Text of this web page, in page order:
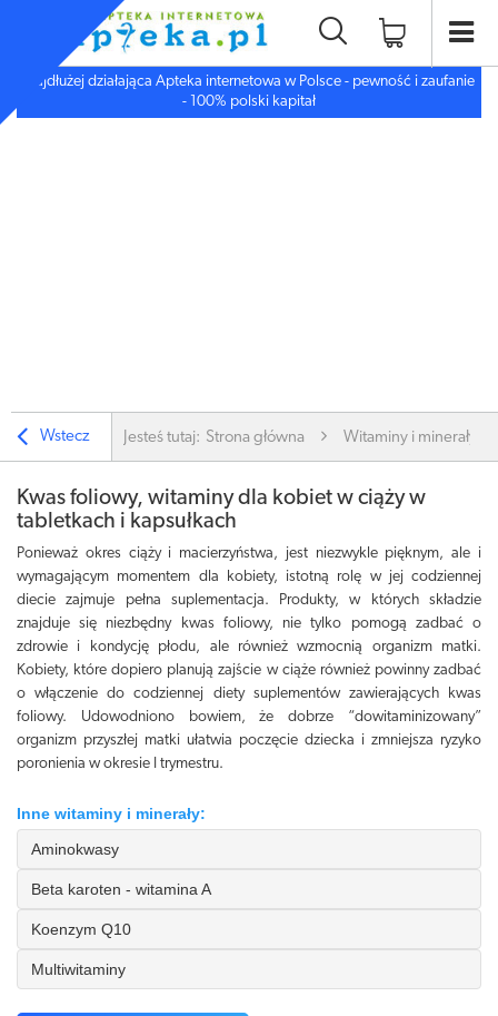
Najdłużej działająca Apteka internetowa w Polsce - pewność i zaufanie
- 100% polski kapitał
Wstecz Jesteś tutaj: Strona główna Witaminy i minerały
Kwas foliowy, witaminy dla kobiet w ciąży w
tabletkach i kapsułkach
Ponieważ okres ciąży i macierzyństwa, jest niezwykle pięknym, ale i
wymagającym momentem dla kobiety, istotną rolę w jej codziennej
diecie zajmuje pełna suplementacja. Produkty, w których składzie
znajduje się niezbędny kwas foliowy, nie tylko pomogą zadbać o
zdrowie i kondycję płodu, ale również wzmocnią organizm matki.
Kobiety, które dopiero planują zajście w ciąże również powinny zadbać
o włączenie do codziennej diety suplementów zawierających kwas
foliowy. Udowodniono bowiem, że dobrze “dowitaminizowany”
organizm przyszłej matki ułatwia poczęcie dziecka i zmniejsza ryzyko
poronienia w okresie I trymestru.
Inne witaminy i minerały:
Aminokwasy
Beta karoten - witamina A
Koenzym Q10
Multiwitaminy